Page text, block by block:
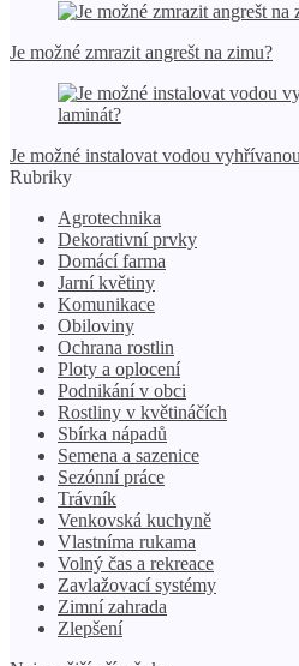
Je možné zmrazit angrešt na zimu?
Je možné instalovat vodou
Rubriky
Agrotechnika
Dekorativní prvky
Domácí farma
Jarní květiny
Komunikace
Obiloviny
Ochrana rostlin
Ploty a oplocení
Podnikání v obci
Rostliny v květináčích
Sbírka nápadů
Semena a sazenice
Sezónní práce
Trávník
Venkovská kuchyně
Vlastníma rukama
Volný čas a rekreace
Zavlažovací systémy
Zimní zahrada
Zlepšení